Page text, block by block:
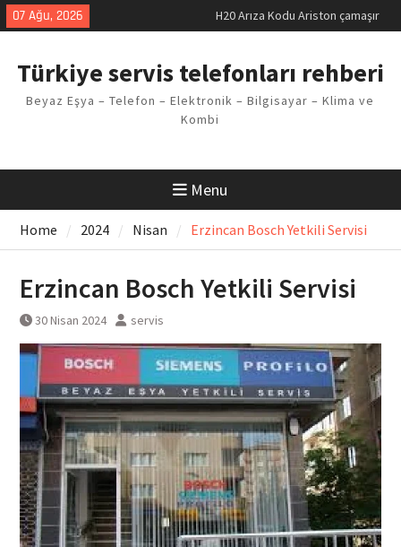
Skip
to
07 Ağu, 2026
H20 Arıza Kodu Ariston çamaşır
makinesi Sorunu
Arçelik buzdolabı F5 Hatası
Vaillant çamaşır makinesi E03
Arıza Kodu
Türkiye servis telefonları rehberi
Beyaz Eşya – Telefon – Elektronik – Bilgisayar – Klima ve
Kombi
Menu
Home 2024 Nisan Erzincan Bosch Yetkili Servisi
Erzincan Bosch Yetkili Servisi
30 Nisan 2024 servis